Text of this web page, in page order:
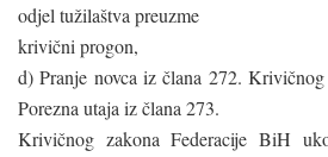
odjel tužilaštva preuzme
krivični progon,
d) Pranje novca iz člana 272.
Porezna utaja iz člana 273.
Krivičnog zakona Federacije BiH